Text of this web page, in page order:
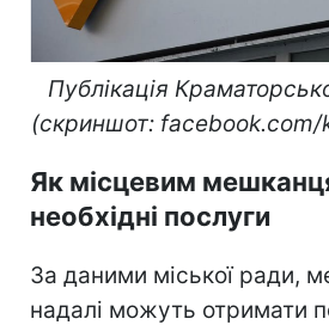
Публікація
(скриншот:
Як місцевим
необхідні послуги
За даними міської ради,
надалі можуть отримати